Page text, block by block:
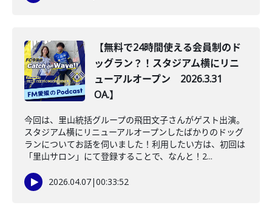
【無料で24時間使える会員制のド
ッグラン？！スタジアム横にリニ
ューアルオープン 2026.3.31
OA.】
今回は、里山統括グループの飛田文子さんがゲスト出演。
スタジアム横にリニューアルオープンしたばかりのドッグ
ランについてお話を伺いました！利用したい方は、初回は
「里山サロン」にて登録することで、なんと！2...
2026.04.07|00:33:52